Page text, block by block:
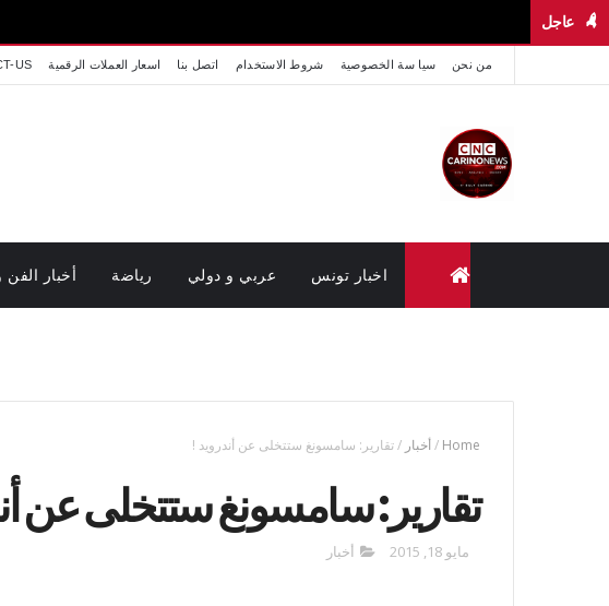
عاجل
من نحن سيا سة الخصوصية شروط الاستخدام اتصل بنا اسعار العملات الرقمية US
اخبار تونس عربي و دولي رياضة أخبار الفن
Home
/أخبار /تقارير: سامسونغ ستتخلى عن أندرويد !
تقارير: سامسونغ ستتخلى عن
مايو 18, 2015 أخبار